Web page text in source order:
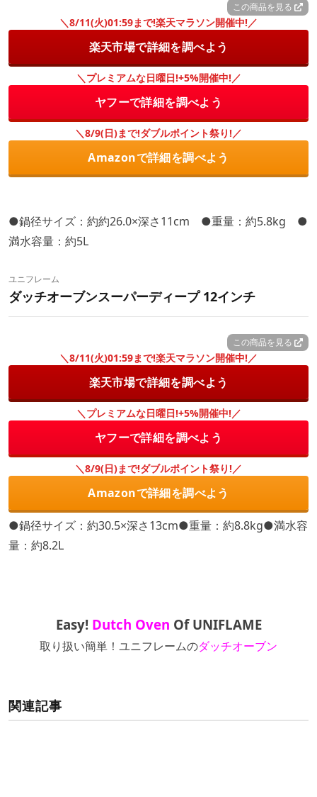
この商品を見る
＼8/11(火)01:59まで!楽天マラソン開催中!／
楽天市場で詳細を調べよう
＼プレミアムな日曜日!+5%開催中!／
ヤフーで詳細を調べよう
＼8/9(日)まで!ダブルポイント祭り!／
Amazonで詳細を調べよう
●鍋径サイズ：約約26.0×深さ11cm ●重量：約5.8kg ●
満水容量：約5L
ユニフレーム
ダッチオーブンスーパーディープ 12インチ
この商品を見る
＼8/11(火)01:59まで!楽天マラソン開催中!／
楽天市場で詳細を調べよう
＼プレミアムな日曜日!+5%開催中!／
ヤフーで詳細を調べよう
＼8/9(日)まで!ダブルポイント祭り!／
Amazonで詳細を調べよう
●鍋径サイズ：約30.5×深さ13cm●重量：約8.8kg●満水容
量：約8.2L
Easy! Dutch Oven Of UNIFLAME
取り扱い簡単！ユニフレームのダッチオーブン
関連記事